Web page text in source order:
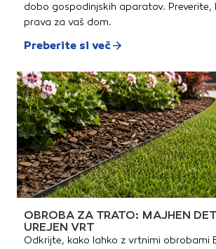
dobo gospodinjskih aparatov. Preverite,
prava za vaš dom.
Preberite si več
OBROBA ZA TRATO: MAJHEN
UREJEN VRT
Odkrijte, kako lahko z vrtnimi obrobami